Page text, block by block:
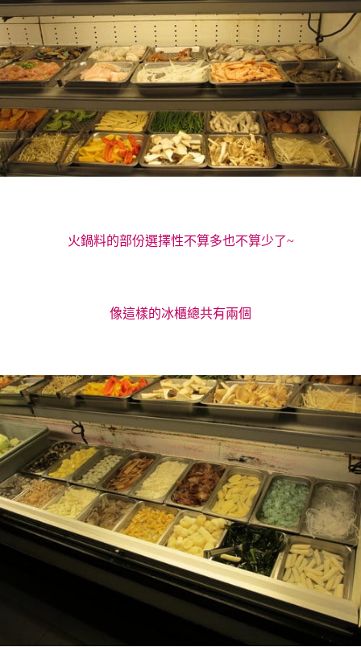
火鍋料的部份選擇性不算多也不算少了~
像這樣的冰櫃總共有兩個